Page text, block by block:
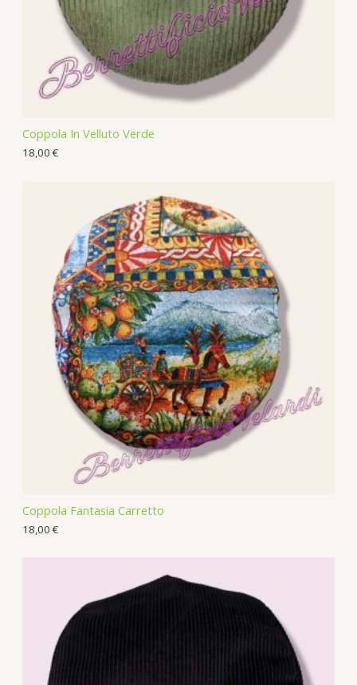
Coppola In Velluto Verde
18,00 €
Coppola Fantasia Carretto
18,00 €